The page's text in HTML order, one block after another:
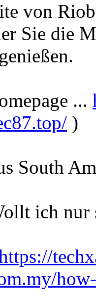
von
Sie die
...
)
South
ich nur